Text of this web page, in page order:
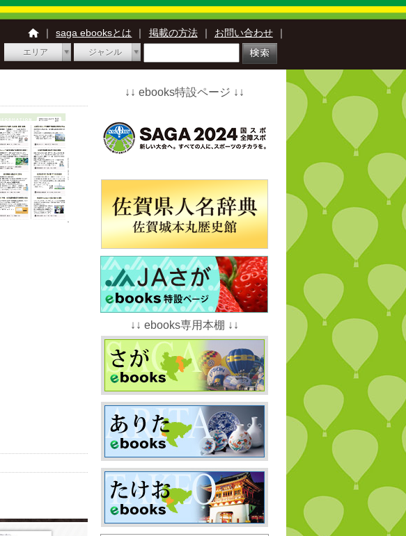
｜ saga ebooksとは ｜ 掲載の方法 ｜ お問い合わせ ｜
エリア ジャンル
↓↓ ebooks特設ページ ↓↓
↓↓ ebooks専用本棚 ↓↓